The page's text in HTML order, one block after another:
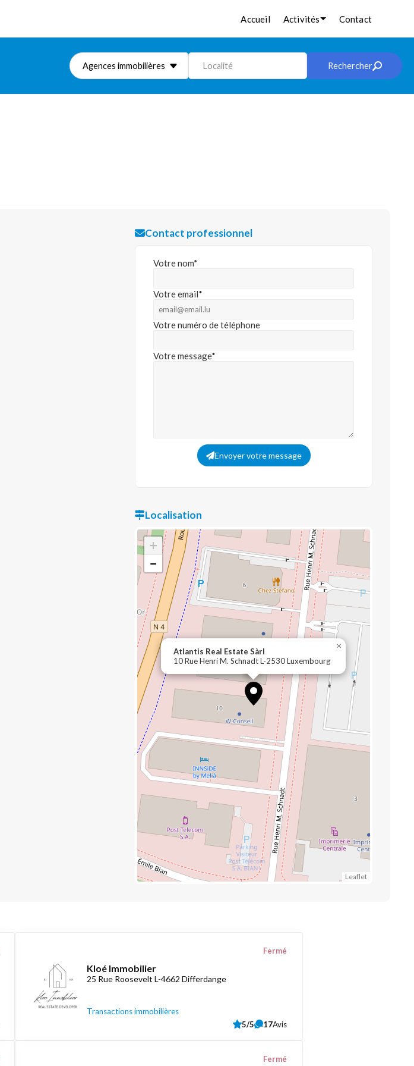
Accueil Activités Contact
Agences immobilières Localité Rechercher
Contact professionnel
Votre nom*
Votre email*
Votre numéro de téléphone
Votre message*
Envoyer votre message
Localisation
Atlantis Real Estate Sàrl
10 Rue Henri M. Schnadt L-2530 Luxembourg
×
+
−
Leaflet
Kloé Immobilier
25 Rue Roosevelt L-4662 Differdange
Transactions immobilières
Fermé
5/5 17Avis
Fermé